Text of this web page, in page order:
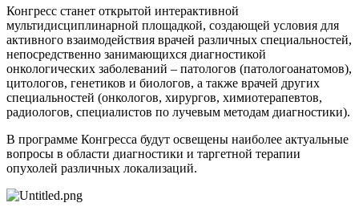
Конгресс станет открытой интерактивной
мультидисциплинарной площадкой, создающей условия для
активного взаимодействия врачей различных специальностей,
непосредственно занимающихся диагностикой
онкологических заболеваний – патологов (патологоанатомов),
цитологов, генетиков и биологов, а также врачей других
специальностей (онкологов, хирургов, химиотерапевтов,
радиологов, специалистов по лучевым методам диагностики).
В программе Конгресса будут освещены наиболее актуальные
вопросы в области диагностики и таргетной терапии
опухолей различных локализаций.